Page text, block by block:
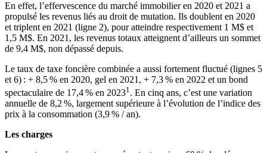
En effet, l’effervescence du marché immobilier en 2020 et 2021 a
propulsé les revenus liés au droit de mutation. Ils doublent en 2020
et triplent en 2021 (ligne 2), pour atteindre respectivement 1 M$ et
1,5 M$. En 2021, les revenus totaux atteignent d’ailleurs un sommet
de 9,4 M$, non dépassé depuis.
Le taux de taxe foncière combinée a aussi fortement fluctué (lignes 5
et 6) : + 8,5 % en 2020, gel en 2021, + 7,3 % en 2022 et un bond
spectaculaire de 17,4 % en 20231 . En cinq ans, c’est une variation
annuelle de 8,2 %, largement supérieure à l’évolution de l’indice des
prix à la consommation (3,9 % / an).
Les charges